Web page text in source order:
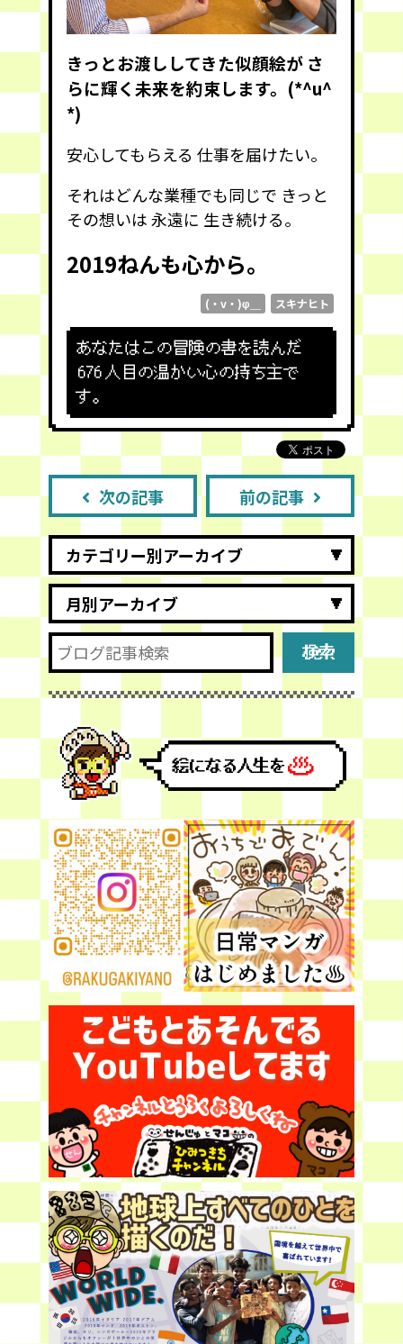
きっとお渡ししてきた似顔絵が さ
らに輝く未来を約束します。(*^u^
*)
安心してもらえる 仕事を届けたい。
それはどんな業種でも同じで きっと
その想いは 永遠に 生き続ける。
2019ねんも心から。
(・v・)φ＿ スキナヒト
あなたはこの冒険の書を読んだ
676 人目の温かい心の持ち主で
す。
次の記事 前の記事